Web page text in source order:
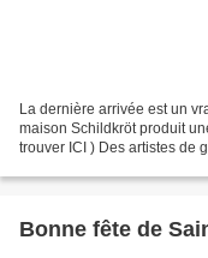
La dernière arrivée est un
maison Schildkröt produit
trouver ICI ) Des artistes de
Bonne fête de